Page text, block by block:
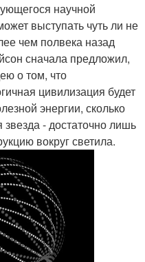
научной
выступать чуть ли не
чем полвека назад
сначала предложил,
о том, что
цивилизация будет
энергии, сколько
- достаточно лишь
вокруг светила.